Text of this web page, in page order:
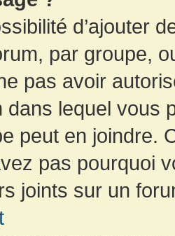
d’ajouter
par groupe,
pas avoir
dans lequel vous
peut en joindre.
pas pourquoi
joints sur un